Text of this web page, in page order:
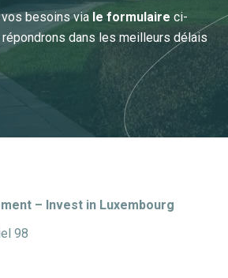
besoins via le formulaire ci-
dans les meilleurs délais
– Invest in Luxembourg
98